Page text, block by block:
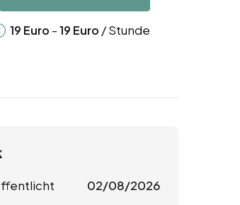
19 Euro -19 Euro / Stunde
02/08/2026